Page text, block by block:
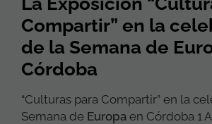
Compartir” en la
de la Semana de
Córdoba
“Culturas para Compartir” en la
Semana de Europa en Córdoba 1